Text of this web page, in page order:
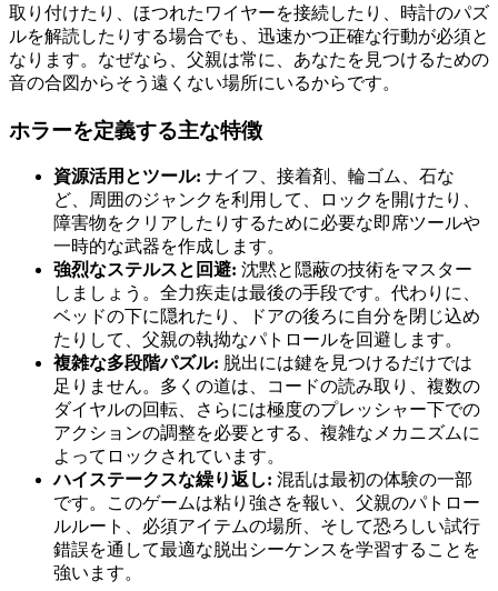
取り付けたり、ほつれたワイヤーを接続したり、時計のパズ
ルを解読したりする場合でも、迅速かつ正確な行動が必須と
なります。なぜなら、父親は常に、あなたを見つけるための
音の合図からそう遠くない場所にいるからです。
ホラーを定義する主な特徴
資源活用とツール: ナイフ、接着剤、輪ゴム、石な
ど、周囲のジャンクを利用して、ロックを開けたり、
障害物をクリアしたりするために必要な即席ツールや
一時的な武器を作成します。
強烈なステルスと回避: 沈黙と隠蔽の技術をマスター
しましょう。全力疾走は最後の手段です。代わりに、
ベッドの下に隠れたり、ドアの後ろに自分を閉じ込め
たりして、父親の執拗なパトロールを回避します。
複雑な多段階パズル: 脱出には鍵を見つけるだけでは
足りません。多くの道は、コードの読み取り、複数の
ダイヤルの回転、さらには極度のプレッシャー下での
アクションの調整を必要とする、複雑なメカニズムに
よってロックされています。
ハイステークスな繰り返し: 混乱は最初の体験の一部
です。このゲームは粘り強さを報い、父親のパトロー
ルルート、必須アイテムの場所、そして恐ろしい試行
錯誤を通して最適な脱出シーケンスを学習することを
強います。